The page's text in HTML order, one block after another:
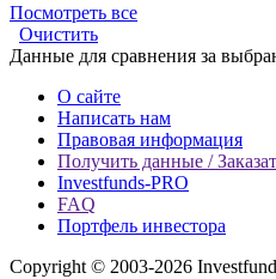
Посмотреть все
Очистить
Данные для сравнения за
О сайте
Написать нам
Правовая информация
Получить данные /
Investfunds-PRO
FAQ
Портфель инвестора
Copyright © 2003-2026